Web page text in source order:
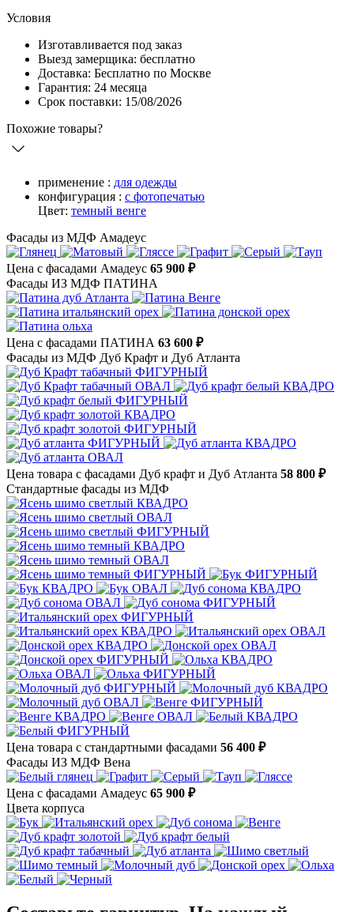
Условия
Изготавливается под заказ
Выезд замерщика: бесплатно
Доставка: Бесплатно по Москве
Гарантия: 24 месяца
Срок поставки: 15/08/2026
Похожие товары?
применение : для одежды
конфигурация : с фотопечатью
Цвет: темный венге
Фасады из МДФ Амадеус
Цена с фасадами Амадеус 65 900 ₽
Фасады ИЗ МДФ ПАТИНА
Цена с фасадами ПАТИНА 63 600 ₽
Фасады из МДФ Дуб Крафт и Дуб Атланта
Цена товара с фасадами Дуб крафт и Дуб Атланта 58 800 ₽
Стандартные фасады из МДФ
Цена товара с стандартными фасадами 56 400 ₽
Фасады ИЗ МДФ Вена
Цена с фасадами Амадеус 65 900 ₽
Цвета корпуса